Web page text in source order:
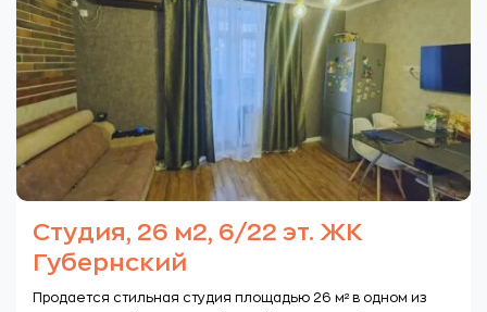
Студия, 26 м2, 6/22 эт. ЖК
Губернский
Продается стильная студия площадью 26 м² в одном из